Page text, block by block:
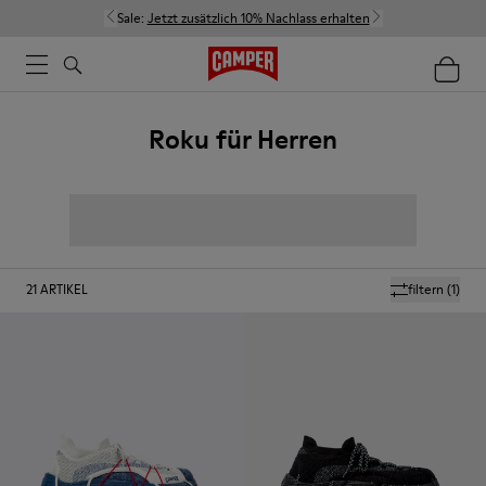
Sale: Jetzt zusätzlich 10% Nachlass erhalten
Roku für Herren
filtern (1)
21ARTIKEL